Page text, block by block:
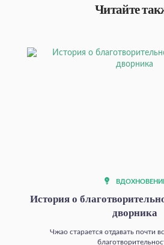
Читайте
История о
дворника
Чжао старается отдавать почти